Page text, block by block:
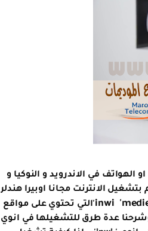
الهواتف في الاندرويد و النوكيا و
الانترنت مجانا اوبيرا هندلر
inwi'التي تحتوي على مواقع
عدة طرق للتشغيلها في انوي